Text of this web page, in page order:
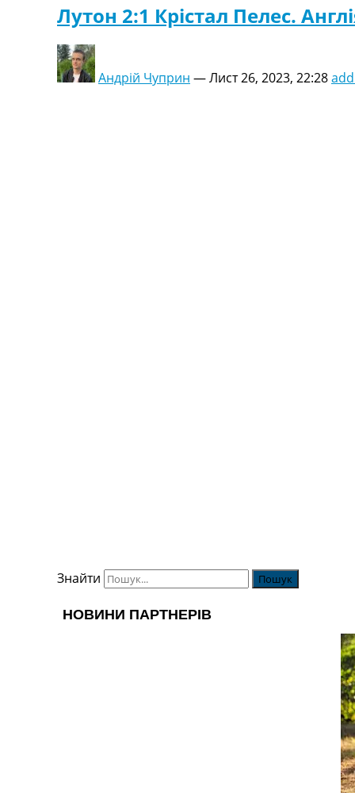
Лутон 2:1 Крістал Пелес.
Андрій Чуприн —Лист 26, 2023, 22:28
Знайти